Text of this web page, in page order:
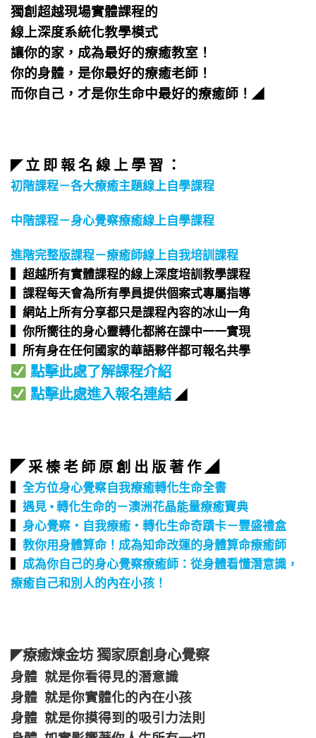
獨創超越現場實體課程的
線上深度系統化教學模式
讓你的家，成為最好的療癒教室！
你的身體，是你最好的療癒老師！
而你自己，才是你生命中最好的療癒師！ ◢
◤立 即 報 名 線 上 學 習 ：
初階課程－各大療癒主題線上自學課程
中階課程－身心覺察療癒線上自學課程
進階完整版課程－療癒師線上自我培訓課程
▍超越所有實體課程的線上深度培訓教學課程​
▍課程每天會為所有學員提供個案式專屬指導​
▍網站上所有分享都只是課程內容的冰山一角​
▍你所嚮往的身心靈轉化都將在課中一一實現​
▍所有身在任何國家的華語夥伴都可報名共學​
點擊此處了解課程介紹
點擊此處進入報名連結 ◢
◤ 采 榛 老 師 原 創 出 版 著 作 ◢
▍ 全方位身心覺察自我療癒轉化生命全書
▍ 遇見 • 轉化生命的－澳洲花晶能量療癒寶典
▍ 身心覺察‧自我療癒‧轉化生命奇蹟卡－豐盛禮盒
▍ 教你用身體算命！成為知命改運的身體算命療癒師
▍ 成為你自己的身心覺察療癒師：從身體看懂潛意識，
療癒自己和別人的內在小孩！
◤療癒煉金坊 獨家原創身心覺察
身體 就是你看得見的潛意識
身體 就是你實體化的內在小孩
身體 就是你摸得到的吸引力法則